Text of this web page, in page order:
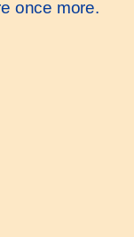
once more.